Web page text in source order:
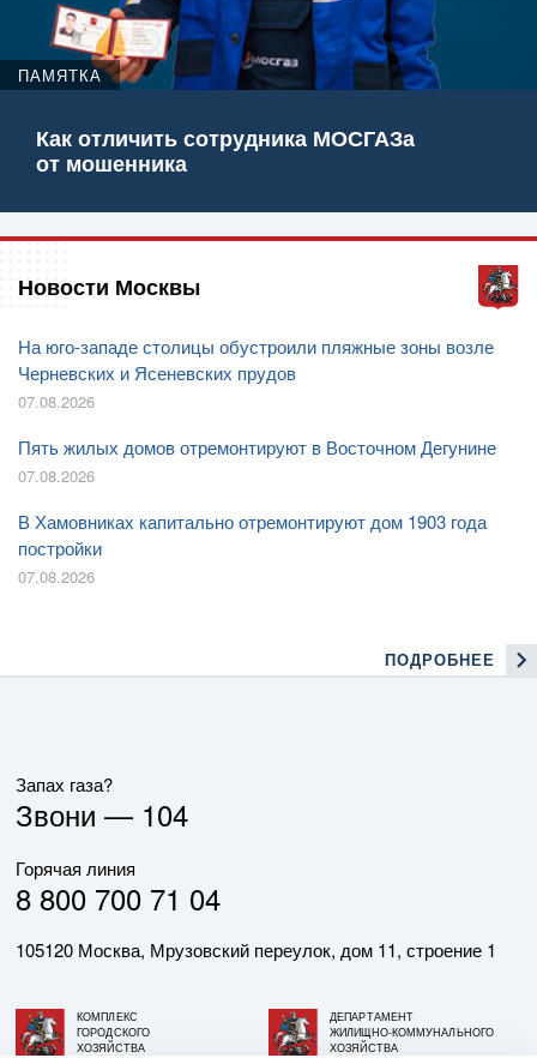
ПАМЯТКА
Как отличить сотрудника МОСГАЗа
от мошенника
Новости Москвы
На юго-западе столицы обустроили пляжные зоны возле
Черневских и Ясеневских прудов
07.08.2026
Пять жилых домов отремонтируют в Восточном Дегунине
07.08.2026
В Хамовниках капитально отремонтируют дом 1903 года
постройки
07.08.2026
ПОДРОБНЕЕ
Запах газа?
Звони — 104
Горячая линия
8 800 700 71 04
105120 Москва, Мрузовский переулок, дом 11, строение 1
КОМПЛЕКС
ГОРОДСКОГО
ХОЗЯЙСТВА
ДЕПАРТАМЕНТ
ЖИЛИЩНО-КОММУНАЛЬНОГО
ХОЗЯЙСТВА